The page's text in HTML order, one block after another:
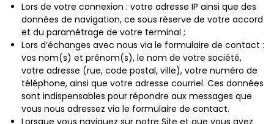
Lors de votre connexion : votre adresse IP ainsi que des
données de navigation, ce sous réserve de votre accord
et du paramétrage de votre terminal ;
Lors d’échanges avec nous via le formulaire de contact :
vos nom(s) et prénom(s), le nom de votre société,
votre adresse (rue, code postal, ville), votre numéro de
téléphone, ainsi que votre adresse courriel. Ces données
sont indispensables pour répondre aux messages que
vous nous adressez via le formulaire de contact.
Lorsque vous naviguez sur notre Site et que vous avez